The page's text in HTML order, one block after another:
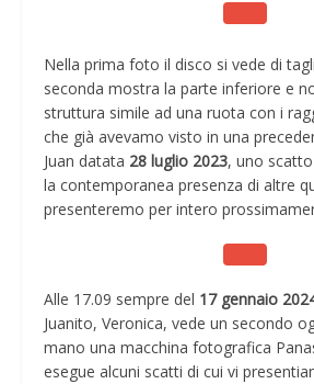
Nella prima foto il disco si vede di
seconda mostra la parte inferiore e
struttura simile ad una ruota con i
che già avevamo visto in una
Juan datata 28 luglio 2023, uno
la contemporanea presenza di altre
presenteremo per intero
Alle 17.09 sempre del 17 gennaio
Juanito, Veronica, vede un secondo
mano una macchina fotografica
esegue alcuni scatti di cui vi